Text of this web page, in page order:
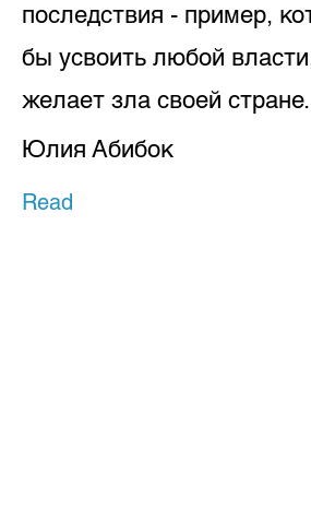
последствия - пример,
бы усвоить любой
желает зла своей стране.
Юлия Абибок
Read